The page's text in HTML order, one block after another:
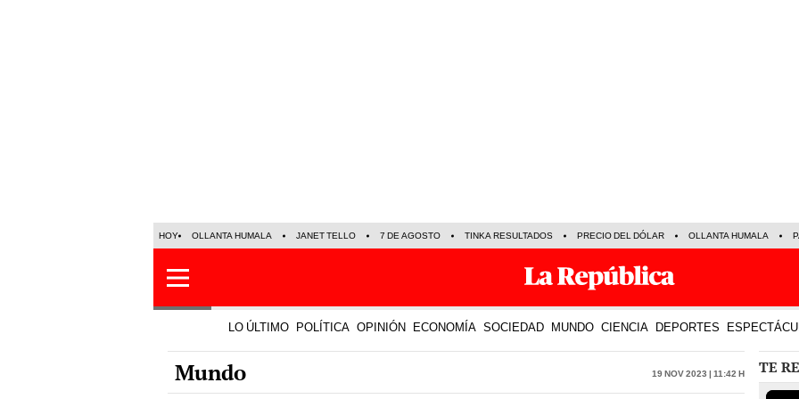
HOY OLLANTA HUMALA JANET TELLO 7 DE AGOSTO TINKA RESULTADOS PRECIO DEL DÓLAR OLLANTA HUMALA
LO ÚLTIMO POLÍTICA OPINIÓN ECONOMÍA SOCIEDAD MUNDO CIENCIA DEPORTES
Mundo 19 Nov 2023 | 11:42 h TE